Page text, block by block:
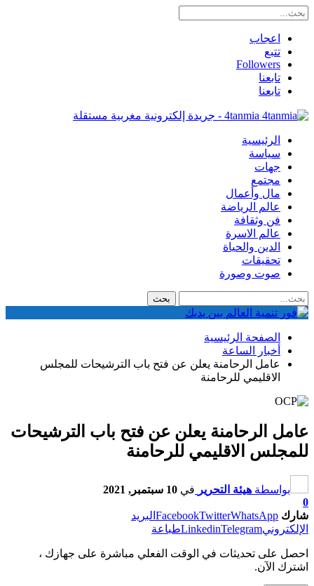
اعجاب
تتبع
Followers
تابعنا
تابعنا
4tanmia - جريدة إلكترونية مغربية مستقلة
الرئيسية
سياسة
جهات
مجتمع
مال وأعمال
عالم الرياضة
فن وثقافة
عالم الاسرة
الدين والحياة
تحقيقات
صوت وصورة
الصفحة الرئيسية
أخبار الساعة
عامل الرحامنة يعلن عن فتح باب الترشيحات للمجلس
الاقليمي للرحامنة
عامل الرحامنة يعلن عن فتح باب الترشيحات
للمجلس الاقليمي للرحامنة
بواسطة هيئة التحرير في 10 سبتمبر, 2021
0
شارك
FacebookTwitterWhatsApp
البريد
الإلكتروني
LinkedinTelegram طباعة
احصل على تحديثات في الوقت الفعلي مباشرة على جهازك ،
اشترك الآن.